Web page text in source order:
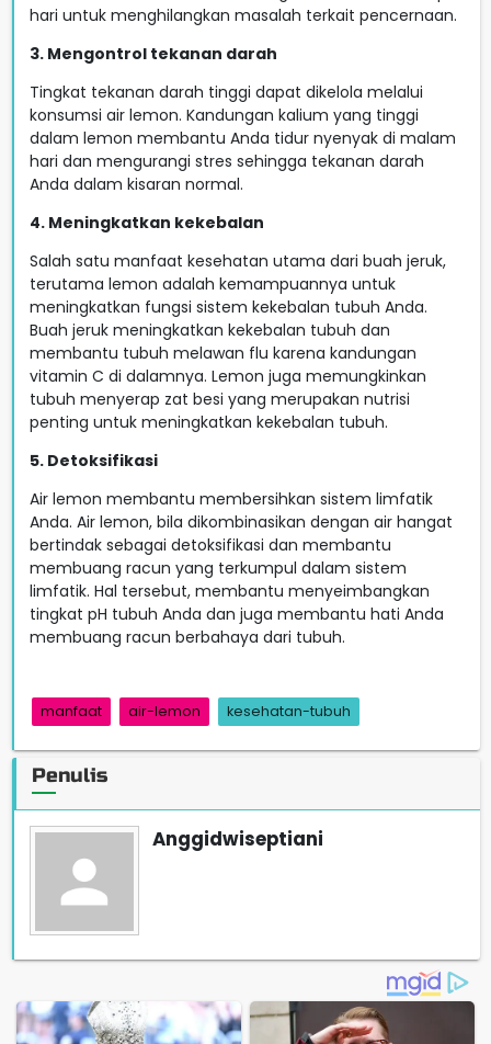
hari untuk menghilangkan masalah terkait pencernaan.
3. Mengontrol tekanan darah
Tingkat tekanan darah tinggi dapat dikelola melalui
konsumsi air lemon. Kandungan kalium yang tinggi
dalam lemon membantu Anda tidur nyenyak di malam
hari dan mengurangi stres sehingga tekanan darah
Anda dalam kisaran normal.
4. Meningkatkan kekebalan
Salah satu manfaat kesehatan utama dari buah jeruk,
terutama lemon adalah kemampuannya untuk
meningkatkan fungsi sistem kekebalan tubuh Anda.
Buah jeruk meningkatkan kekebalan tubuh dan
membantu tubuh melawan flu karena kandungan
vitamin C di dalamnya. Lemon juga memungkinkan
tubuh menyerap zat besi yang merupakan nutrisi
penting untuk meningkatkan kekebalan tubuh.
5. Detoksifikasi
Air lemon membantu membersihkan sistem limfatik
Anda. Air lemon, bila dikombinasikan dengan air hangat
bertindak sebagai detoksifikasi dan membantu
membuang racun yang terkumpul dalam sistem
limfatik. Hal tersebut, membantu menyeimbangkan
tingkat pH tubuh Anda dan juga membantu hati Anda
membuang racun berbahaya dari tubuh.
manfaat air-lemon kesehatan-tubuh
Penulis
Anggidwiseptiani